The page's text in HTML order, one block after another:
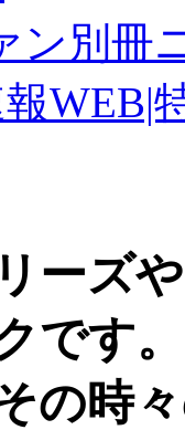
ーズ
です
の時